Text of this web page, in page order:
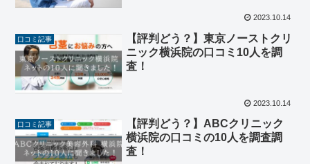
2023.10.14
口コミ記事
【評判どう？】東京ノーストクリ
ニック横浜院の口コミ10人を調
査！
2023.10.14
口コミ記事
【評判どう？】ABCクリニック
横浜院の口コミの10人を調査調
査！